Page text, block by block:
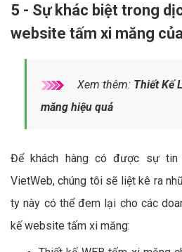
5 - Sự khác biệt trong
website tấm xi măng
Xem thêm: Thiết Kế
măng hiệu quả
Để khách hàng có được sự
VietWeb, chúng tôi sẽ liệt kê ra
ty này có thể đem lại cho các
kế website tấm xi măng: